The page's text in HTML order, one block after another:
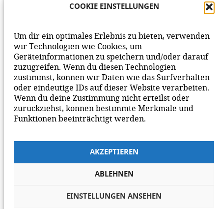
COOKIE EINSTELLUNGEN
Um dir ein optimales Erlebnis zu bieten, verwenden
wir Technologien wie Cookies, um
Geräteinformationen zu speichern und/oder darauf
zuzugreifen. Wenn du diesen Technologien
zustimmst, können wir Daten wie das Surfverhalten
oder eindeutige IDs auf dieser Website verarbeiten.
Wenn du deine Zustimmung nicht erteilst oder
zurückziehst, können bestimmte Merkmale und
Funktionen beeinträchtigt werden.
AKZEPTIEREN
ABLEHNEN
EINSTELLUNGEN ANSEHEN
AKZEPTIERE DIESE.WIR FREUEN UNS ÜBER
MITEINANDER AUF UNSERER SEITE.